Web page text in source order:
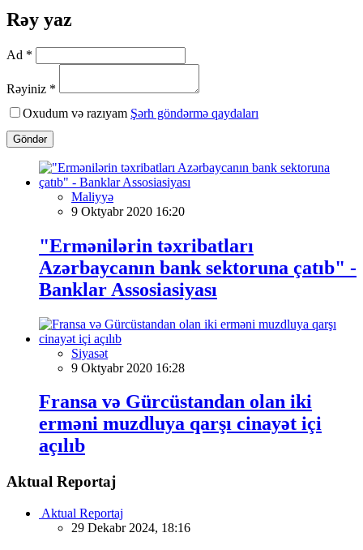
Rəy yaz
Ad *
Rəyiniz *
Oxudum və razıyam Şərh göndərmə qaydaları
Göndər
Maliyyə
9 Oktyabr 2020 16:20
"Ermənilərin təxribatları
Azərbaycanın bank sektoruna çatıb" -
Banklar Assosiasiyası
Siyasət
9 Oktyabr 2020 16:28
Fransa və Gürcüstandan olan iki
erməni muzdluya qarşı cinayət içi
açılıb
Aktual Reportaj
Aktual Reportaj
29 Dekabr 2024, 18:16